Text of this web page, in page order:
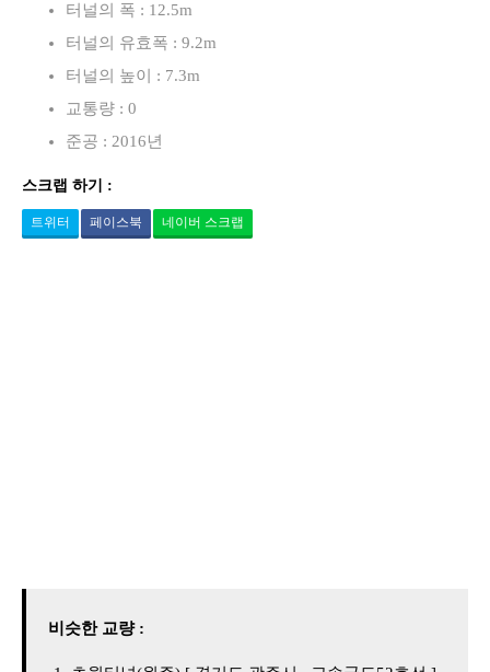
터널의 폭 : 12.5m
터널의 유효폭 : 9.2m
터널의 높이 : 7.3m
교통량 : 0
준공 : 2016년
스크랩 하기 :
트위터 페이스북 네이버 스크랩
비슷한 교량 :